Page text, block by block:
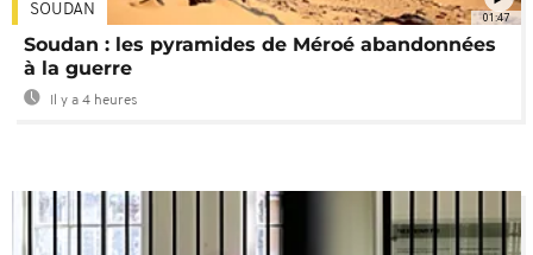
01:47
SOUDAN
Soudan : les pyramides de Méroé abandonnées
à la guerre
Il y a 4 heures